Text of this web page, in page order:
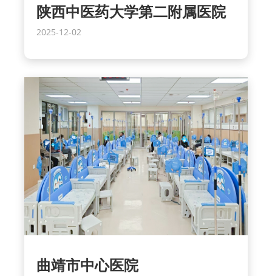
陕西中医药大学第二附属医院
2025-12-02
曲靖市中心医院